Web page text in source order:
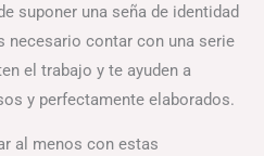
suponer una seña de identidad
necesario contar con una serie
el trabajo y te ayuden a
y perfectamente elaborados.
al menos con estas